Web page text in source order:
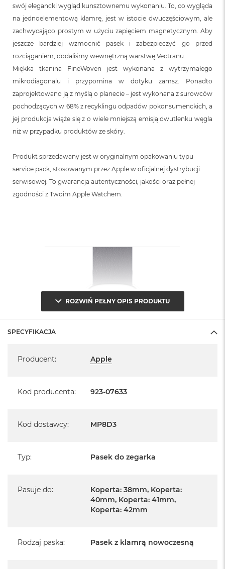
swój elegancki wygląd kunsztownemu wykonaniu. To, co wygląda
na jednoelementową klamrę, jest w istocie dwuczęściowym, ale
zachwycająco prostym w użyciu zapięciem magnetycznym. Aby
jeszcze bardziej wzmocnić pasek i zabezpieczyć go przed
rozciąganiem, dodaliśmy wewnętrzną warstwę Vectranu.
Miękka tkanina FineWoven jest wykonana z wytrzymałego
mikrodiagonalu i przypomina w dotyku zamsz. Ponadto
zaprojektowano ją z myślą o planecie – jest wykonana z surowców
pochodzących w 68% z recyklingu odpadów pokonsumenckich, a
jej produkcja wiąże się z o wiele mniejszą emisją dwutlenku węgla
niż w przypadku produktów ze skóry.
Produkt sprzedawany jest w oryginalnym opakowaniu typu
service pack, stosowanym przez Apple w oficjalnej dystrybucji
serwisowej. To gwarancja autentyczności, jakości oraz pełnej
zgodności z Twoim Apple Watchem.
ROZWIŃ PEŁNY OPIS PRODUKTU
SPECYFIKACJA
Producent: Apple
Kod producenta: 923-07633
Kod dostawcy: MP8D3
Typ: Pasek do zegarka
Pasuje do:
Koperta: 38mm, Koperta:
40mm, Koperta: 41mm,
Koperta: 42mm
Rodzaj paska: Pasek z klamrą nowoczesną